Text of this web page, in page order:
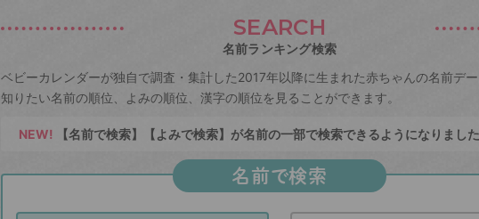
SEARCH
名前ランキング検索
ベビーカレンダーが独自で調査・集計した2017年以降に生まれた赤ちゃんの名前デ
知りたい名前の順位、よみの順位、漢字の順位を見ることができます。
NEW! 【名前で検索】【よみで検索】が名前の一部で検索できるようになりまし
名前で検索